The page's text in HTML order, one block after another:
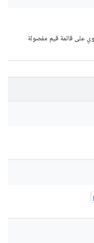
على قائمة قيم مفصولة